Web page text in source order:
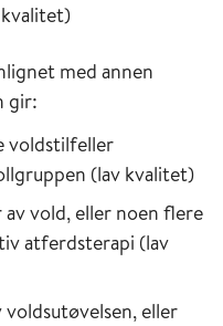
med annen
gir:
voldstilfeller
(lav kvalitet)
vold, eller noen flere
atferdsterapi (lav
eller